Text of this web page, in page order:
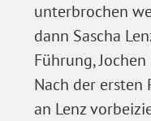
unterbrochen
dann Sascha
Führung,
Nach der ersten
an Lenz